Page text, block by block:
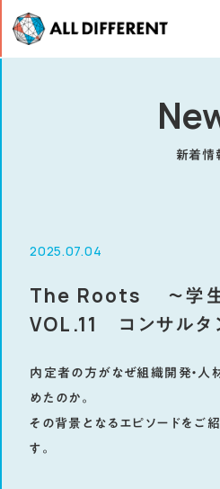
新着情
2025.07.04
The Roots ～学
VOL.11 コンサルタ
内定者の方がなぜ組織開発・人
めたのか。
その背景となるエピソードをご
す。